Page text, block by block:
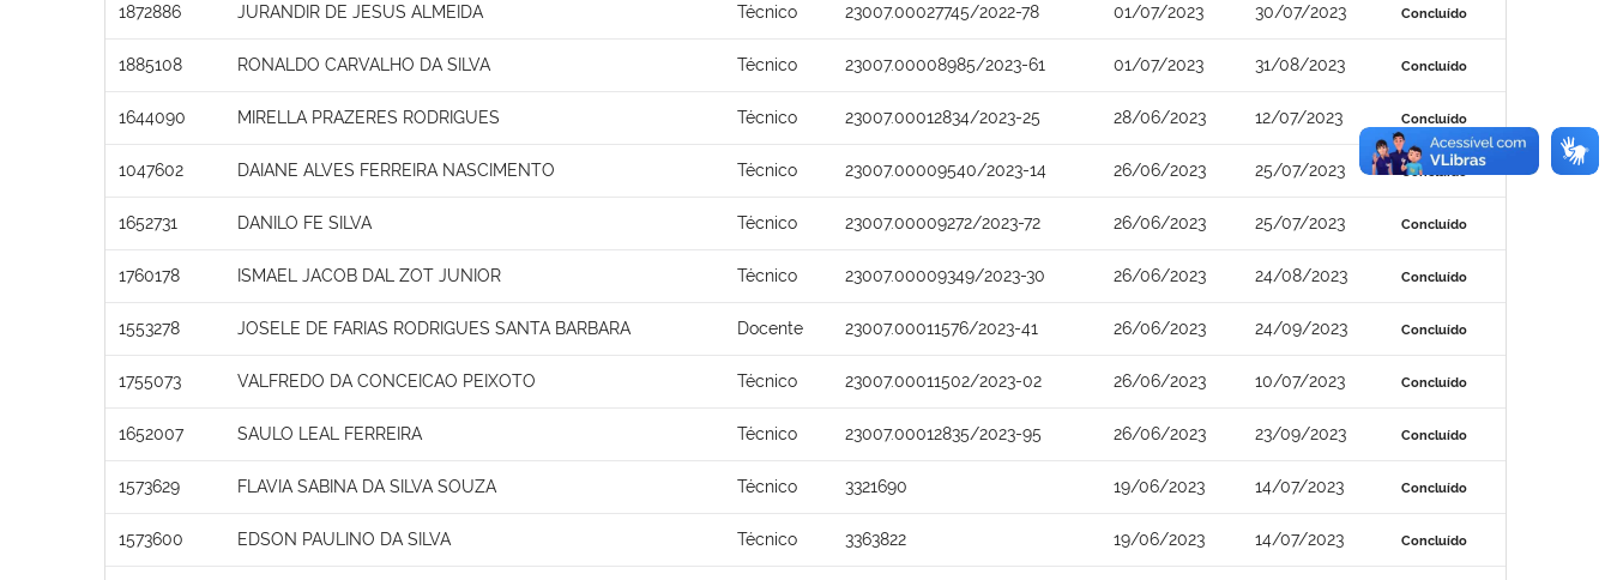
1872886 JURANDIR DE JESUS ALMEIDA Técnico 23007.00027745/2022-78 01/07/2023 30/07/2023 Concluído
1885108 RONALDO CARVALHO DA SILVA Técnico 23007.00008985/2023-61 01/07/2023 31/08/2023 Concluído
1644090 MIRELLA PRAZERES RODRIGUES Técnico 23007.00012834/2023-25 28/06/2023 12/07/2023 Concluído
1047602 DAIANE ALVES FERREIRA NASCIMENTO Técnico 23007.00009540/2023-14 26/06/2023 25/07/2023 Concluído
1652731 DANILO FE SILVA Técnico 23007.00009272/2023-72 26/06/2023 25/07/2023 Concluído
1760178 ISMAEL JACOB DAL ZOT JUNIOR Técnico 23007.00009349/2023-30 26/06/2023 24/08/2023 Concluído
1553278 JOSELE DE FARIAS RODRIGUES SANTA BARBARA Docente 23007.00011576/2023-41 26/06/2023 24/09/2023 Concluído
1755073 VALFREDO DA CONCEICAO PEIXOTO Técnico 23007.00011502/2023-02 26/06/2023 10/07/2023 Concluído
1652007 SAULO LEAL FERREIRA Técnico 23007.00012835/2023-95 26/06/2023 23/09/2023 Concluído
1573629 FLAVIA SABINA DA SILVA SOUZA Técnico 3321690 19/06/2023 14/07/2023 Concluído
1573600 EDSON PAULINO DA SILVA Técnico 3363822 19/06/2023 14/07/2023 Concluído